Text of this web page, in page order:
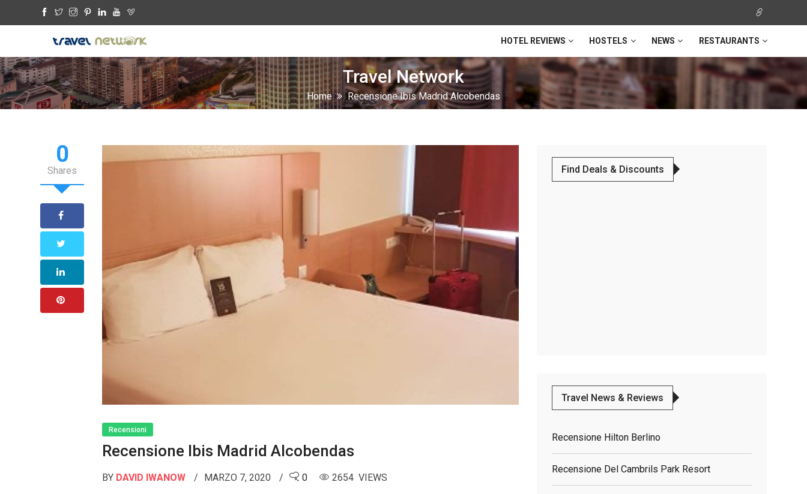
HOTEL REVIEWS HOSTELS NEWS RESTAURANTS
Travel Network
Home Recensione Ibis Madrid Alcobendas
0
Shares
Recensioni
Recensione Ibis Madrid Alcobendas
BY DAVID IWANOW MARZO 7, 2020 0 2654 VIEWS
Find Deals & Discounts
Travel News & Reviews
Recensione Hilton Berlino
Recensione Del Cambrils Park Resort